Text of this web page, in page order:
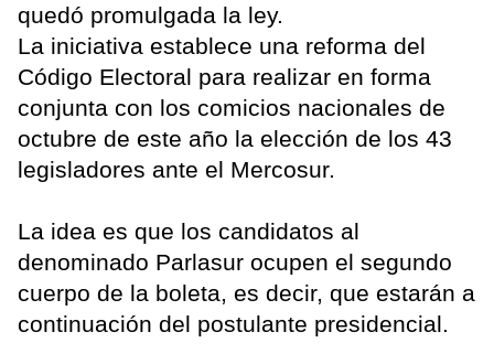
quedó promulgada la ley.
La iniciativa establece una reforma del
Código Electoral para realizar en forma
conjunta con los comicios nacionales de
octubre de este año la elección de los 43
legisladores ante el Mercosur.
La idea es que los candidatos al
denominado Parlasur ocupen el segundo
cuerpo de la boleta, es decir, que estarán a
continuación del postulante presidencial.